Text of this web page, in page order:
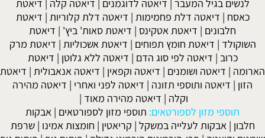
לנשים בגיל המעבר | דיאטה לדוגמנים | דיאטה קלה | דיאטת
כאסח | דיאטה דלת פחמימות | דיאטה דלת קלוריות | דיאטת
חלבונים | דיאטת אטקינס | דיאטת סאות' ביץ' | דיאטת
השוקולד | דיאטת חומץ תפוחים | דיאטת אשכוליות | דיאטת מרק
כרוב | דיאטה לפי סוג הדם | דיאטה ללא גלוטן | דיאטת
הארומה | דיאטה ושומנים | דיאטה וקפאין | דיאטה אנאבולית | דיאטת
הזון | דיאטה ותוספי תזונה | דיאטה לפני ואחרי | דיאטה מהירה
וקלה | דיאטה מהירה מאוד |
תוספי מזון לספורטאים: תוספי מזון לספורטאים | אבקות
חלבון | אבקות לעלייה במשקל | קריאטין | חומצות אמינו |שרפת